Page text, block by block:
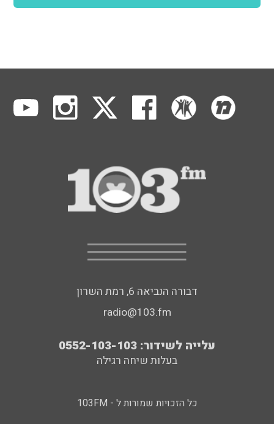
דבורה הנביאה 6, רמת השרון
radio@103.fm
עלייה לשידור: 0552-103-103
בעלות שיחה רגילה
כל הזכויות שמורות ל - 103FM